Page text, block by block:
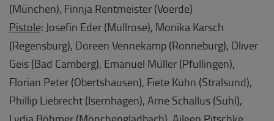
(München), Finnja Rentmeister (Voerde)
Pistole: Josefin Eder (Müllrose), Monika Karsch
(Regensburg), Doreen Vennekamp (Ronneburg), Oliver
Geis (Bad Camberg), Emanuel Müller (Pfullingen),
Florian Peter (Obertshausen), Fiete Kühn (Stralsund),
Phillip Liebrecht (Isernhagen), Arne Schallus (Suhl),